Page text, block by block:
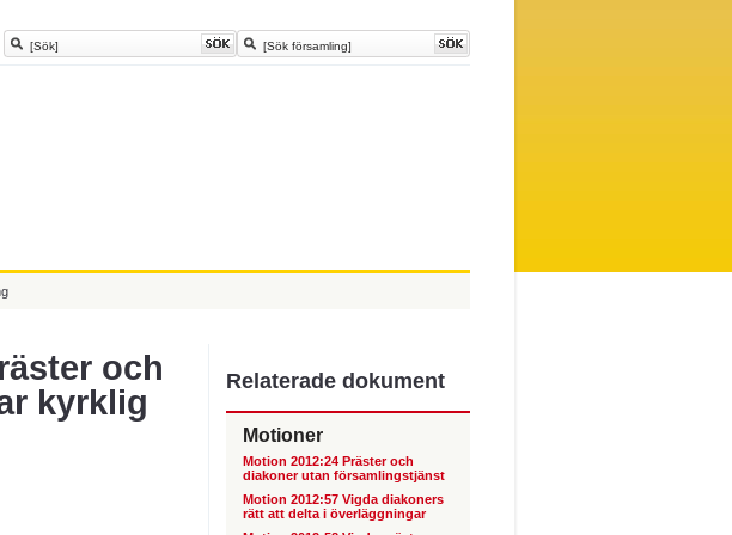
och
kyrklig
Relaterade dokument
Motioner
Motion 2012:24 Präster och
diakoner utan församlingstjänst
Motion 2012:57 Vigda diakoners
rätt att delta i överläggningar